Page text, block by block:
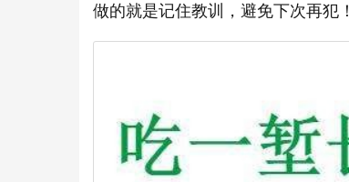
做的就是记住教训，避免下次再犯！